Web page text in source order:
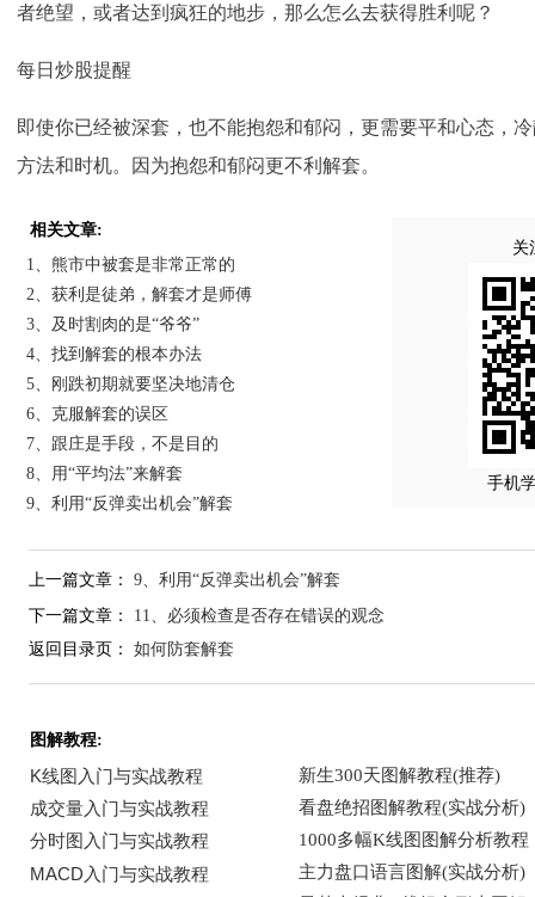
者绝望，或者达到疯狂的地步，那么怎么去获得胜利呢？
每日炒股提醒
即使你已经被深套，也不能抱怨和郁闷，更需要平和心态，
方法和时机。因为抱怨和郁闷更不利解套。
相关文章:
1、熊市中被套是非常正常的
2、获利是徒弟，解套才是师傅
3、及时割肉的是“爷爷”
4、找到解套的根本办法
5、刚跌初期就要坚决地清仓
6、克服解套的误区
7、跟庄是手段，不是目的
8、用“平均法”来解套
9、利用“反弹卖出机会”解套
关
手机
上一篇文章： 9、利用“反弹卖出机会”解套
下一篇文章： 11、必须检查是否存在错误的观念
返回目录页： 如何防套解套
图解教程: